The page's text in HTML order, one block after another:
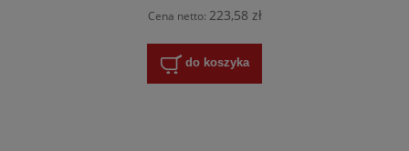
Cena netto: 223,58 zł
do koszyka